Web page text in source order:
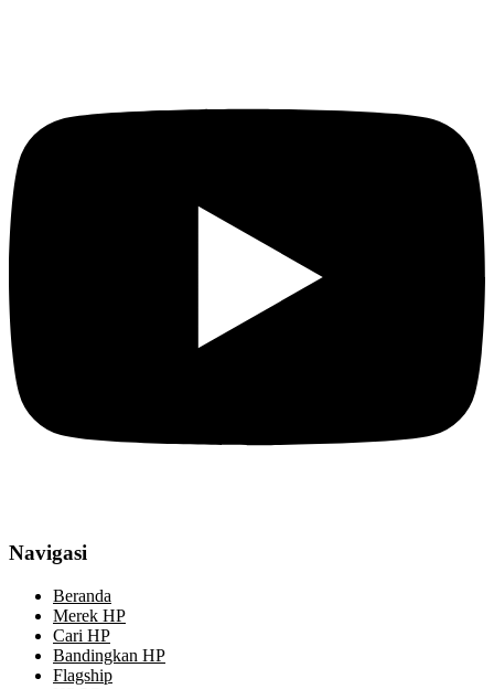
Navigasi
Beranda
Merek HP
Cari HP
Bandingkan HP
Flagship